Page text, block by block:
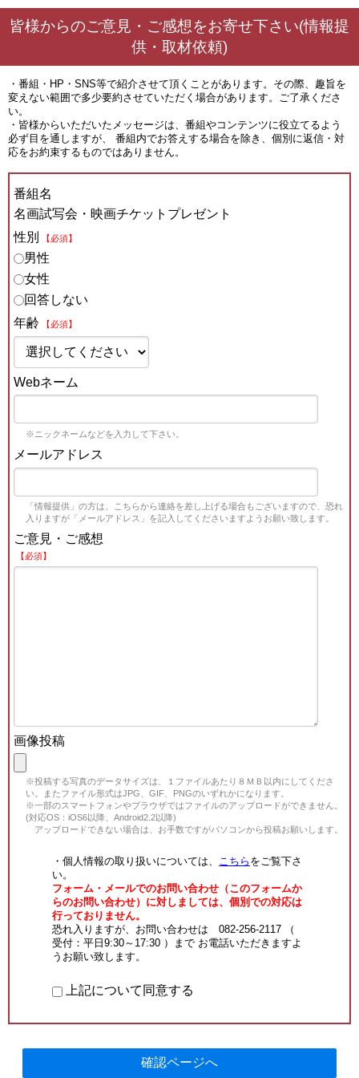
皆様からのご意見・ご感想をお寄せ下さい(情報提
供・取材依頼)
・番組・HP・SNS等で紹介させて頂くことがあります。その際、趣旨を
変えない範囲で多少要約させていただく場合があります。ご了承くださ
い。
・皆様からいただいたメッセージは、番組やコンテンツに役立てるよう
必ず目を通しますが、 番組内でお答えする場合を除き、個別に返信・対
応をお約束するものではありません。
番組名
名画試写会・映画チケットプレゼント
性別
【必須】
男性
女性
回答しない
年齢
【必須】
Webネーム
※ニックネームなどを入力して下さい。
メールアドレス
「情報提供」の方は、こちらから連絡を差し上げる場合もございますので、恐れ
入りますが「メールアドレス」を記入してくださいますようお願い致します。
ご意見・ご感想
【必須】
画像投稿
※投稿する写真のデータサイズは、１ファイルあたり８ＭＢ以内にしてくださ
い。またファイル形式はJPG、GIF、PNGのいずれかになります。
※一部のスマートフォンやブラウザではファイルのアップロードができません。
(対応OS：iOS6以降、Android2.2以降)
アップロードできない場合は、お手数ですがパソコンから投稿お願いします。
・個人情報の取り扱いについては、 こちら をご覧下さ
い。
フォーム・メールでのお問い合わせ（このフォームか
らのお問い合わせ）に対しましては、個別での対応は
行っておりません。
恐れ入りますが、お問い合わせは 082-256-2117 （
受付：平日9:30～17:30 ）まで お電話いただきますよ
うお願い致します。
上記について同意する
確認ページへ